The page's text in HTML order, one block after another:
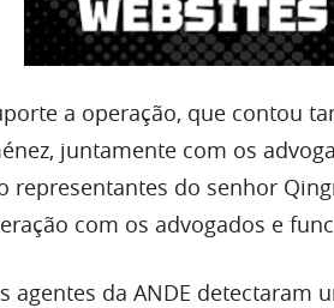
a operação, que contou
juntamente com os
representantes do senhor
com os advogados e
agentes da ANDE detectaram